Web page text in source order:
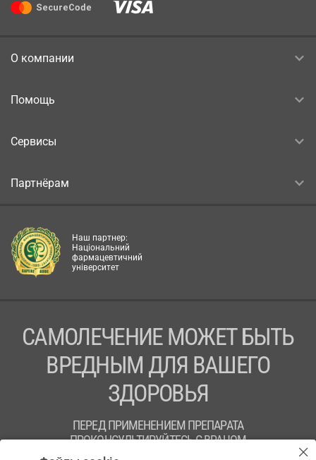
О компании
Помощь
Сервисы
Партнёрам
Наш партнер:
Національний
фармацевтичний
університет
САМОЛЕЧЕНИЕ МОЖЕТ БЫТЬ
ВРЕДНЫМ ДЛЯ ВАШЕГО
ЗДОРОВЬЯ
ПЕРЕД ПРИМЕНЕНИЕМ ПРЕПАРАТА
ПРОКОНСУЛЬТИРУЙТЕСЬ С ВРАЧОМ